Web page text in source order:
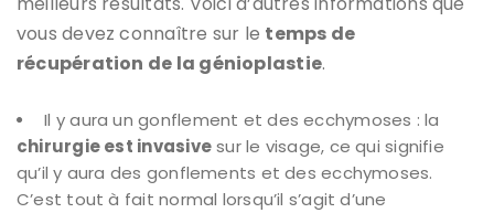
vous devez connaître sur le temps de
récupération de la génioplastie.
Il y aura un gonflement et des ecchymoses : la
chirurgie est invasivesur le visage, ce qui signifie
qu’il y aura des gonflements et des ecchymoses.
C’est tout à fait normal lorsqu’il s’agit d’une